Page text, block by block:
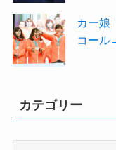
カー娘
コール
カテゴリー